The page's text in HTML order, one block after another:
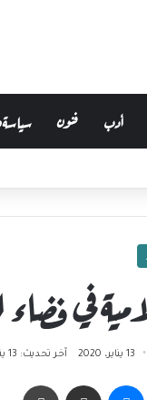
أدب فنون
في
13 يناير، 2020 آخر تحديث: 13 يناير، 2020
لينكدإن ماسنجر مشاركة عبر البريد